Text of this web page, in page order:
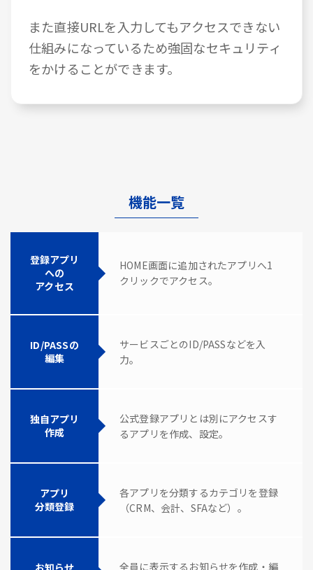
また直接URLを入力してもアクセスできない
仕組みになっているため強固なセキュリティ
をかけることができます。
機能一覧
登録アプリ
への
アクセス
HOME画面に追加されたアプリへ1
クリックでアクセス。
ID/PASSの
編集
サービスごとのID/PASSなどを入
力。
独自アプリ
作成
公式登録アプリとは別にアクセスす
るアプリを作成、設定。
アプリ
分類登録
各アプリを分類するカテゴリを登録
（CRM、会計、SFAなど）。
全員に表示するお知らせを作成・編